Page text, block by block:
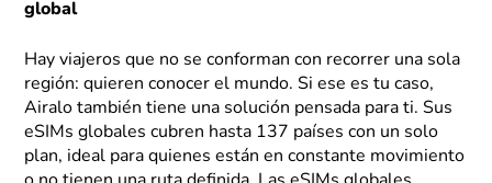
global
Hay viajeros que no se conforman con recorrer una sola
región: quieren conocer el mundo. Si ese es tu caso,
Airalo también tiene una solución pensada para ti. Sus
eSIMs globales cubren hasta 137 países con un solo
plan, ideal para quienes están en constante movimiento